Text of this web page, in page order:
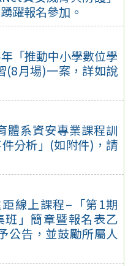
躍報名參加。
「推動中小學數位學
(8月場)一案，詳如說
體系資安專業課程訓
分析」(如附件)，請
線上課程–「第1期
」簡章暨報名表乙
公告，並鼓勵所屬人